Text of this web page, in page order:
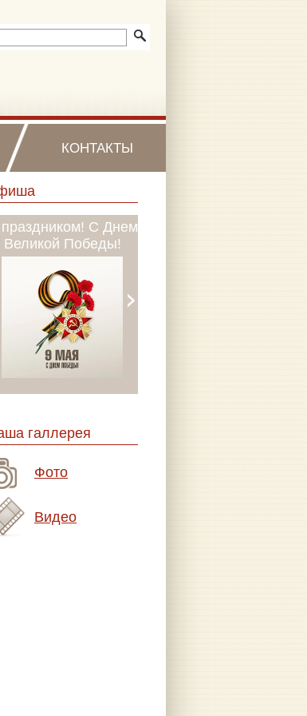
КОНТАКТЫ
С Днем
Великой Победы!
галлерея
Фото
Видео